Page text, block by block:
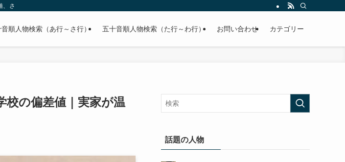
さらに政治家やスポーツ選手などの有名人の学歴や高校・大学の偏差値まで紹介していきます。
音順人物検索（あ行～さ行） 五十音順人物検索（た行～わ行） お問い合わせ カテゴリー
校の偏差値｜実家が温
話題の人物